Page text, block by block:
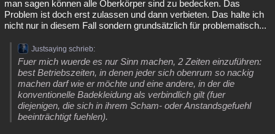
man sagen können alle Oberkörper sind zu bedecken. Das
Problem ist doch erst zulassen und dann verbieten. Das halte ich
nicht nur in diesem Fall sondern grundsätzlich für problematisch...
Justsaying schrieb:
Fuer mich wuerde es nur Sinn machen, 2 Zeiten einzuführen:
best Betriebszeiten, in denen jeder sich obenrum so nackig
machen darf wie er möchte und eine andere, in der die
konventionelle Badekleidung als verbindlich gilt (fuer
diejenigen, die sich in ihrem Scham- oder Anstandsgefuehl
beeinträchtigt fuehlen).